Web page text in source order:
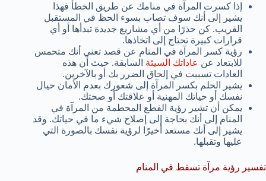
إذا كسرت المرآة في منامك عن طريق الخطأ فهذا
يشير إلى أنك سوف تصاب بسوء الحظ في المستقبل
القريب. كن حذرًا من أي مشاريع جديدة تبدأها أو أي
قرارات كبيرة تحتاج إلى اتخاذها.
رؤية كسر المرآة في المنام عن قصد تعني أنك متحمس
للابتعاد عن عاداتك السيئة السابقة. حيث أن هذه
العادات تسببت في إلحاق الضرر بك أو بالآخرين.
يشير الحلم بكسر المرآة إلى شعورك بعدم الأمان حيال
نفسك أو حياتك المهنية أو علاقتك أو صحتك.
يمكن أن تشير رؤية القطع المحطمة من المرآة في
المنام إلى أنك بحاجة إلى إصلاح شيء ما في حياتك. وقد
يشير إلى أنك مستعد أخيرًا لرؤية نفسك بالصورة التي
عليها وتقبلها.
تفسير رؤية مرآة تسقط في المنام